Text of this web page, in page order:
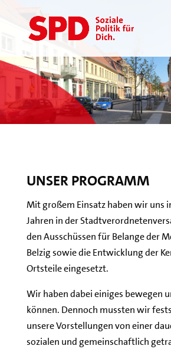
UNSER PROGRAMM
Mit großem Einsatz haben wir uns
Jahren in der
den Ausschüssen für Belange der
Belzig sowie die Entwicklung der
Ortsteile eingesetzt.
Wir haben dabei einiges bewegen
können. Dennoch mussten wir
unsere Vorstellungen von einer
sozialen und gemeinschaftlich